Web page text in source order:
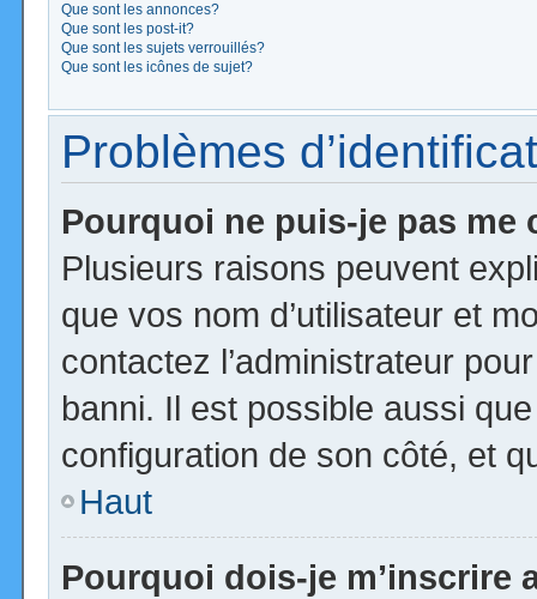
Que sont les annonces?
Que sont les post-it?
Que sont les sujets verrouillés?
Que sont les icônes de sujet?
Problèmes
Pourquoi ne puis-je pas me
Plusieurs raisons peuvent
que vos nom d’utilisateur et
contactez l’administrateur
banni. Il est possible aussi
configuration de son côté, et
Haut
Pourquoi dois-je m’inscrire